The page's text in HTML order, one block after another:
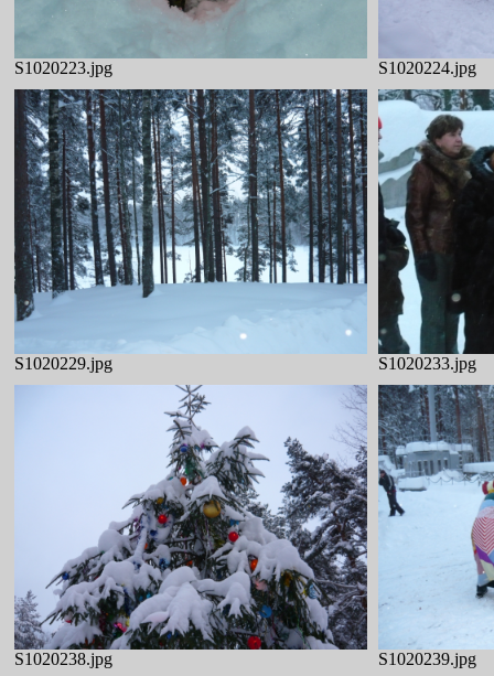
S1020223.jpg S1020224.jpg
S1020229.jpg S1020233.jpg
S1020238.jpg S1020239.jpg